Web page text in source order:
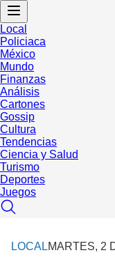
Local
Policiaca
México
Mundo
Finanzas
Análisis
Cartones
Gossip
Cultura
Tendencias
Ciencia y Salud
Turismo
Deportes
Juegos
LOCALMARTES, 2